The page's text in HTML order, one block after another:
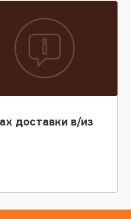
доставки в/из